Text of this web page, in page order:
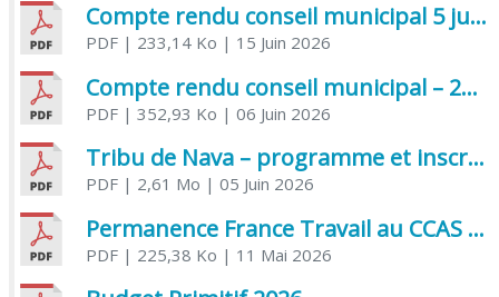
Compte rendu conseil municipal 5 juin 2026 sénatoriale
PDF| 233,14 Ko | 15 Juin 2026
Compte rendu conseil municipal – 21 avril 2026
PDF| 352,93 Ko | 06 Juin 2026
Tribu de Nava – programme et inscriptions été 2026
PDF| 2,61 Mo | 05 Juin 2026
Permanence France Travail au CCAS de Saujon Juin 2026
PDF| 225,38 Ko | 11 Mai 2026